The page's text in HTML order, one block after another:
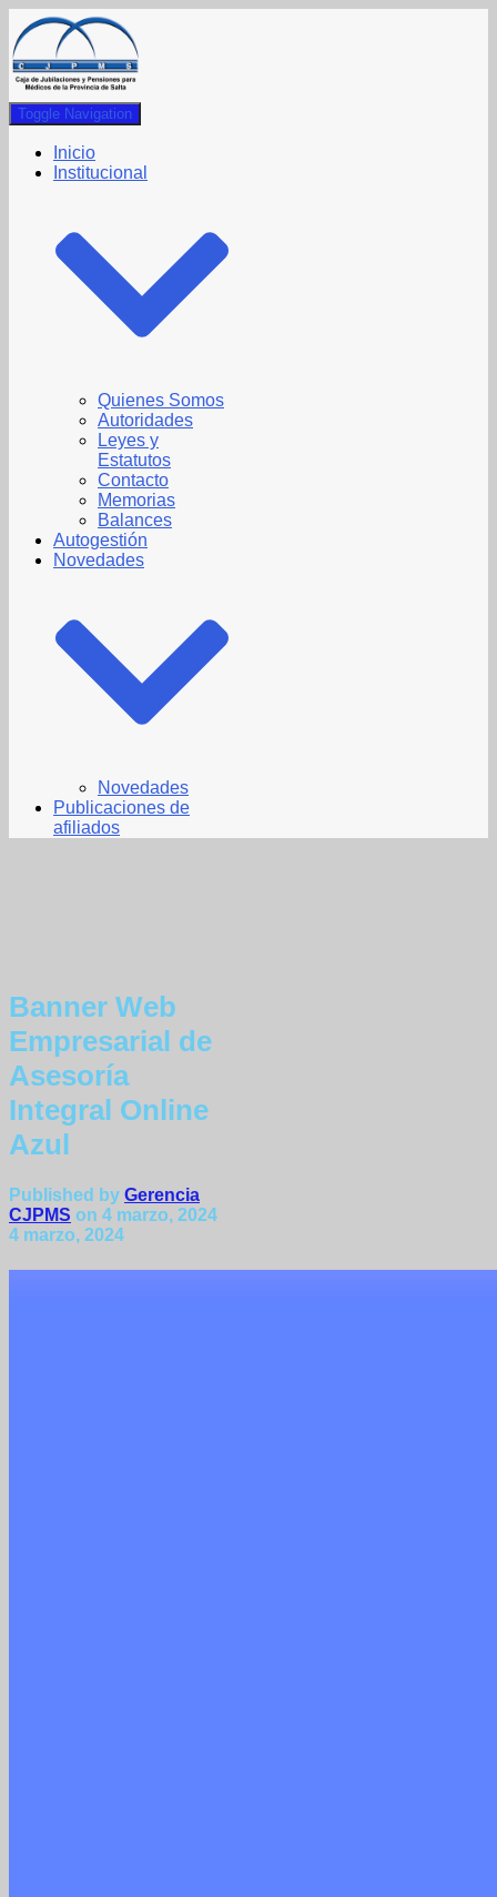
Toggle Navigation
Inicio
Institucional
Quienes Somos
Autoridades
Leyes y
Estatutos
Contacto
Memorias
Balances
Autogestión
Novedades
Novedades
Publicaciones de
afiliados
Banner Web
Empresarial de
Asesoría
Integral Online
Azul
Published by Gerencia
CJPMS on 4 marzo, 2024
4 marzo, 2024